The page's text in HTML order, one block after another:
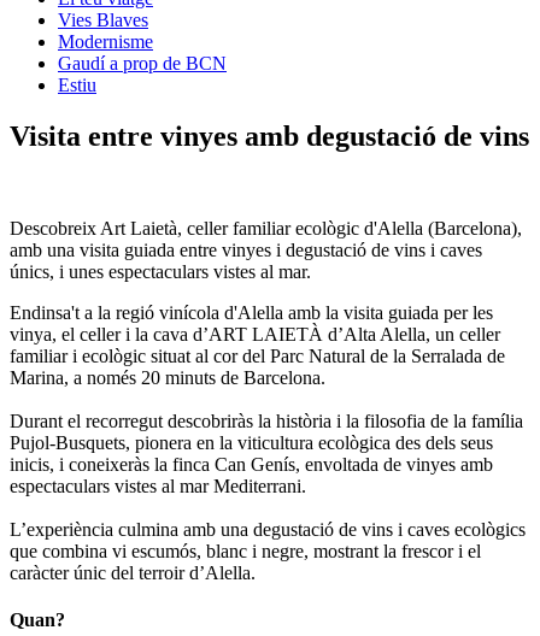
Vies Blaves
Modernisme
Gaudí a prop de BCN
Estiu
Visita entre vinyes amb degustació de vins
Descobreix Art Laietà, celler familiar ecològic d'Alella (Barcelona),
amb una visita guiada entre vinyes i degustació de vins i caves
únics, i unes espectaculars vistes al mar.
Endinsa't a la regió vinícola d'Alella amb la visita guiada per les
vinya, el celler i la cava d’ART LAIETÀ d’Alta Alella, un celler
familiar i ecològic situat al cor del Parc Natural de la Serralada de
Marina, a només 20 minuts de Barcelona.
Durant el recorregut descobriràs la història i la filosofia de la família
Pujol-Busquets, pionera en la viticultura ecològica des dels seus
inicis, i coneixeràs la finca Can Genís, envoltada de vinyes amb
espectaculars vistes al mar Mediterrani.
L’experiència culmina amb una degustació de vins i caves ecològics
que combina vi escumós, blanc i negre, mostrant la frescor i el
caràcter únic del terroir d’Alella.
Quan?